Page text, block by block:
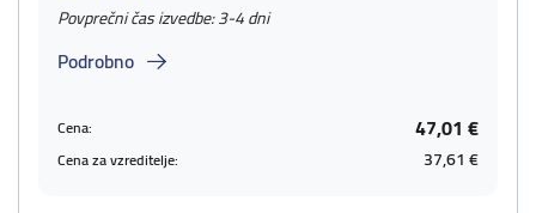
Povprečni čas izvedbe: 3-4 dni
Podrobno
Cena: 47,01 €
Cena za vzreditelje: 37,61 €